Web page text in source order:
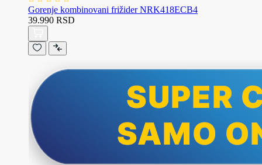
Gorenje kombinovani frižider NRK418ECB4
39.990 RSD